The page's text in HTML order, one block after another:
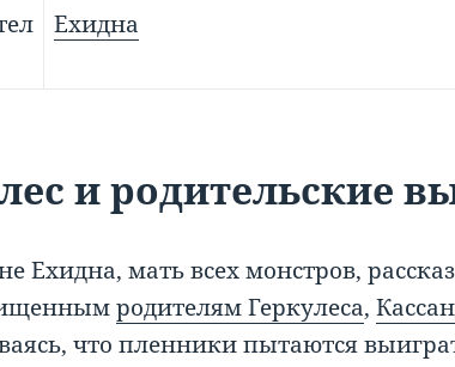
Ехидна
и родительские
Ехидна, мать всех монстров,
родителям Геркулеса,
что пленники пытаются